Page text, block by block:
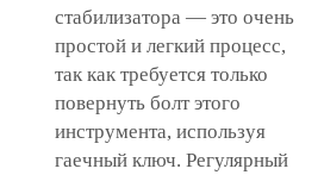
стабилизатора — это очень
простой и легкий процесс,
так как требуется только
повернуть болт этого
инструмента, используя
гаечный ключ. Регулярный